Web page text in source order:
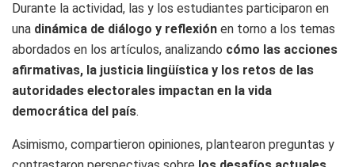
Durante la actividad, las y los estudiantes participaron en
una dinámica de diálogo y reflexión en torno a los temas
abordados en los artículos, analizando cómo las acciones
afirmativas, la justicia lingüística y los retos de las
autoridades electorales impactan en la vida
democrática del país.
Asimismo, compartieron opiniones, plantearon preguntas y